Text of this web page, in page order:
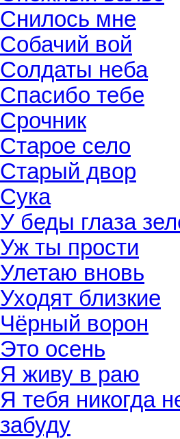
Снилось мне
Собачий вой
Солдаты неба
Спасибо тебе
Срочник
Старое село
Старый двор
Сука
У беды глаза
Уж ты прости
Улетаю вновь
Уходят близкие
Чёрный ворон
Это осень
Я живу в раю
Я тебя никогда
забуду